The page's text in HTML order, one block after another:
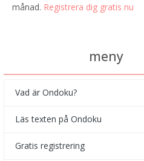
månad. Registrera dig gratis nu
meny
Vad är Ondoku?
Läs texten på Ondoku
Gratis registrering